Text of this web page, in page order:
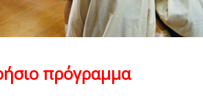
πρόγραµµα